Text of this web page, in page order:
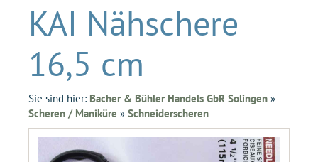
KAI Nähschere
16,5 cm
Sie sind hier: Bacher & Bühler Handels GbR Solingen »
Scheren / Maniküre » Schneiderscheren